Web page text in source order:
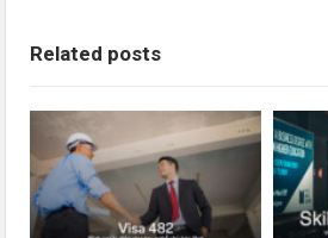
Related posts